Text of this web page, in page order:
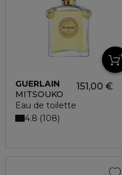
GUERLAIN
MITSOUKO
Eau de toilette
151,00 €
4.8 108